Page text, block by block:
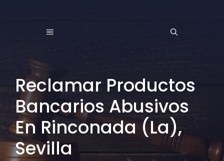
MENÚ
Reclamar Productos
Bancarios Abusivos
En Rinconada (La),
Sevilla